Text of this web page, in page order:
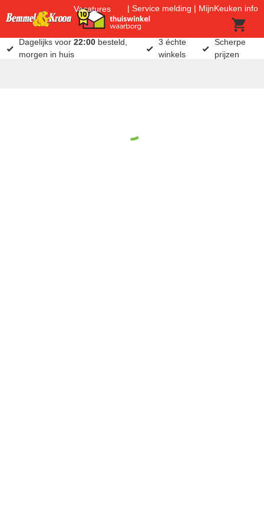
Vacatures Service melding MijnKeuken info
Dagelijks voor22:00 besteld,
morgen in huis
3 échte
winkels
Scherpe
prijzen